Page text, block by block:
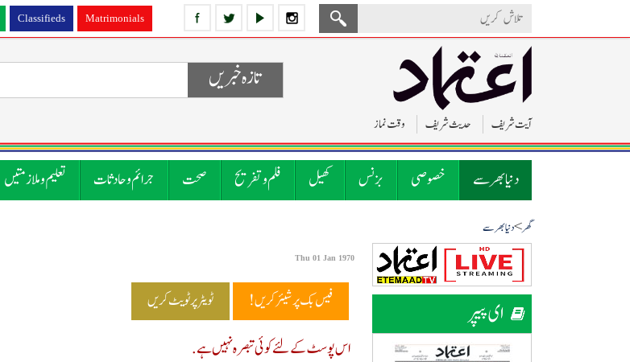
Classifieds Matrimonials
آیت شریف حدیث شریف وقت نماز
تازہ خبریں
دنیا بھر سے خصوصی بزنس کھیل فلم و تفریح صحت جرائم و حادثات تعلیم و ملازمتیں
گھر>دنیا بھر سے
ای پیپر
Thu 01 Jan 1970
فیس بک پر شیئر کریں! ٹویٹر پر ٹویٹ کریں
اس پوسٹ کے لئے کوئی تبصرہ نہیں ہے.